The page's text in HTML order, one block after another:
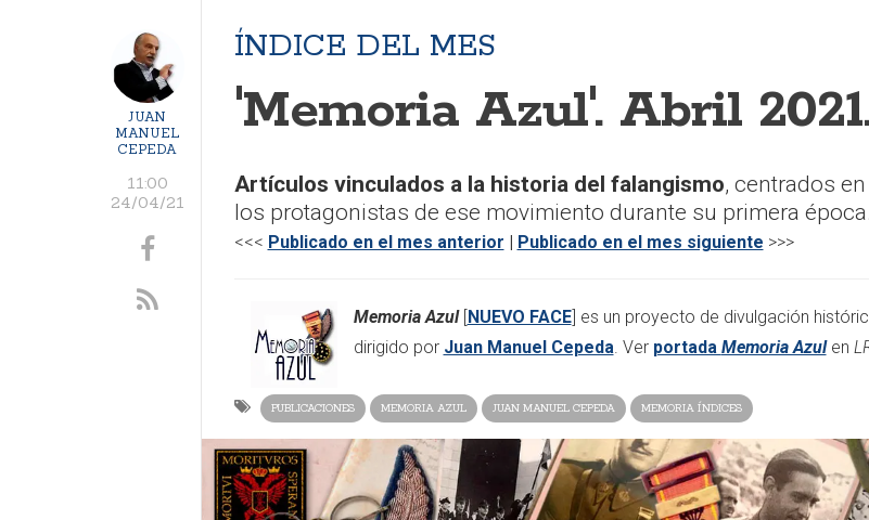
JUAN
MANUEL
CEPEDA
11:00
24/04/21
ÍNDICE DEL MES
'Memoria Azul'. Abril
Artículos vinculados a la historia del falangismo, centrados en
los protagonistas de ese movimiento durante su primera época.
<<< Publicado en el mes anterior Publicado en el mes siguiente >>>​
Memoria Azul[ NUEVO FACE] es un proyecto de divulgación
dirigido por Juan Manuel Cepeda. Ver portada Memoria Azulen
PUBLICACIONES MEMORIA AZUL JUAN MANUEL CEPEDA MEMORIA ÍNDICES